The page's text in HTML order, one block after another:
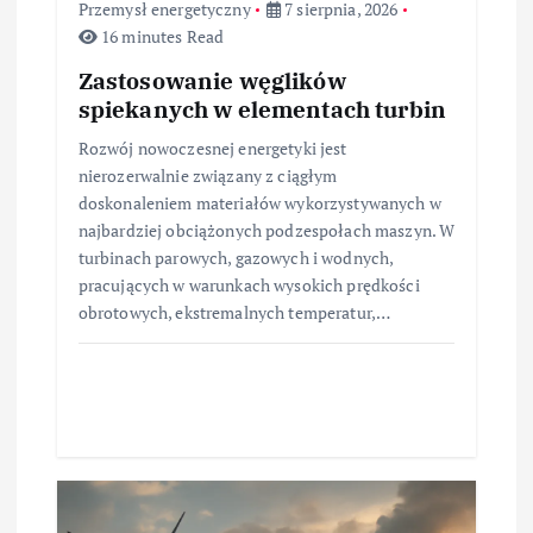
Przemysł energetyczny
7 sierpnia, 2026
16 minutes Read
Zastosowanie węglików
spiekanych w elementach turbin
Rozwój nowoczesnej energetyki jest
nierozerwalnie związany z ciągłym
doskonaleniem materiałów wykorzystywanych w
najbardziej obciążonych podzespołach maszyn. W
turbinach parowych, gazowych i wodnych,
pracujących w warunkach wysokich prędkości
obrotowych, ekstremalnych temperatur,…